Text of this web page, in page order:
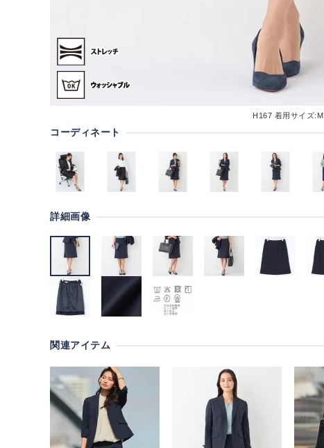
H167 着用サイズ:M
コーディネート
詳細画像
関連アイテム